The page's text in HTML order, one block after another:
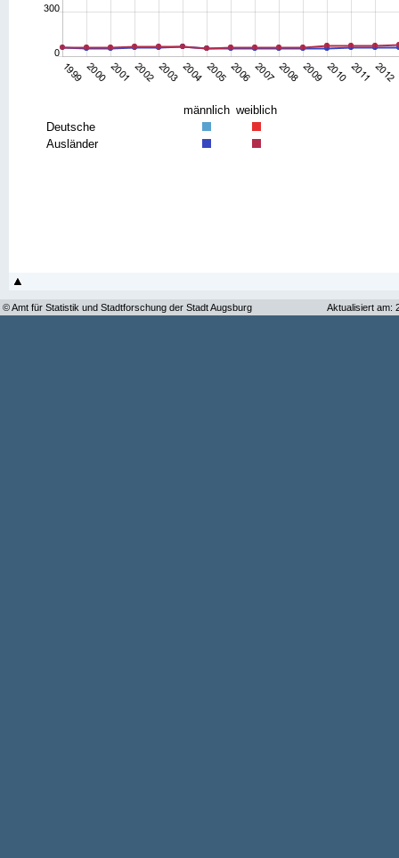
männlich weiblich
Deutsche
Ausländer
© Amt für Statistik und Stadtforschung der Stadt Augsburg Aktualisiert am: